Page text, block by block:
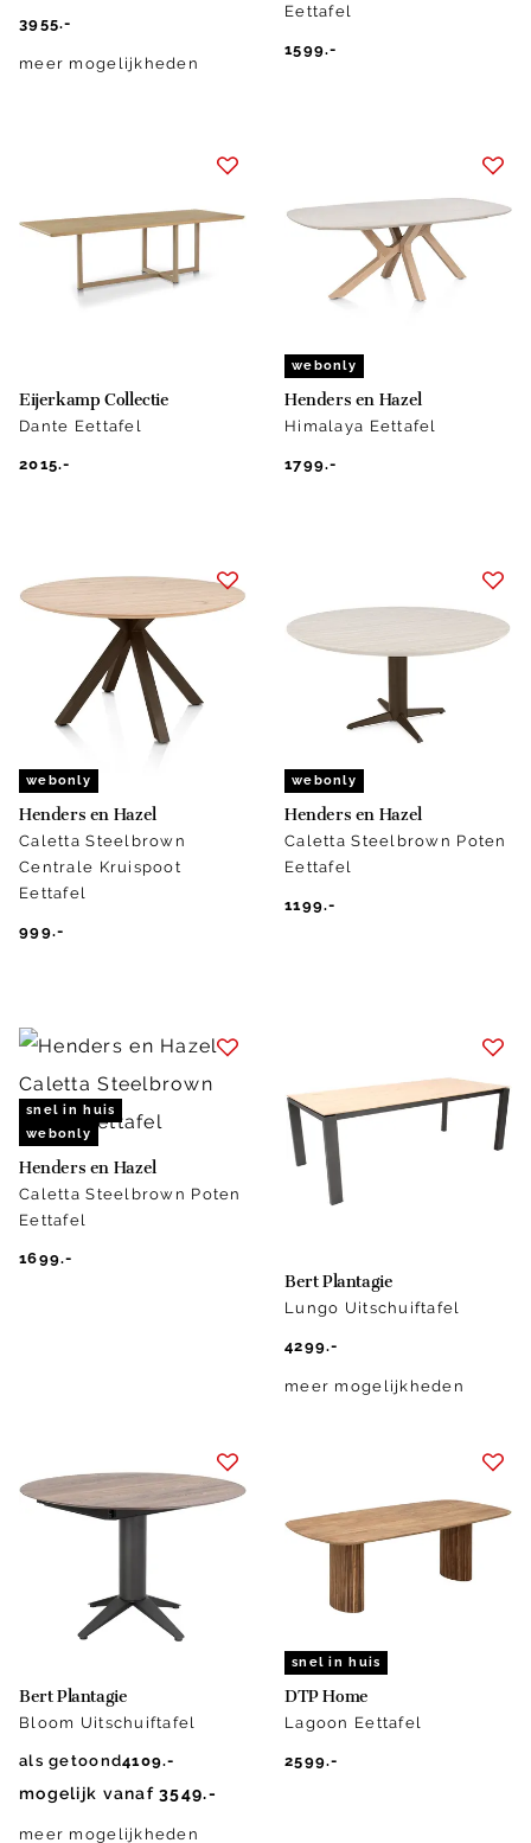
3955.-
meer mogelijkheden
Eettafel
1599.-
Eijerkamp Collectie
Dante Eettafel
2015.-
webonly
Henders en Hazel
Himalaya Eettafel
1799.-
webonly
Henders en Hazel
Caletta Steelbrown
Centrale Kruispoot
Eettafel
999.-
webonly
Henders en Hazel
Caletta Steelbrown Poten
Eettafel
1199.-
snel in huis
webonly
Henders en Hazel
Caletta Steelbrown Poten
Eettafel
1699.-
Bert Plantagie
Lungo Uitschuiftafel
4299.-
meer mogelijkheden
Bert Plantagie
Bloom Uitschuiftafel
als getoond4109.-
mogelijk vanaf 3549.-
meer mogelijkheden
snel in huis
DTP Home
Lagoon Eettafel
2599.-